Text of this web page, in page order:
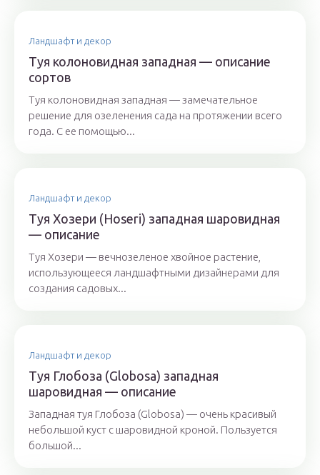
Ландшафт и декор
Туя колоновидная западная — описание
сортов
Туя колоновидная западная — замечательное
решение для озеленения сада на протяжении всего
года. С ее помощью...
Ландшафт и декор
Туя Хозери (Hoseri) западная шаровидная
— описание
Туя Хозери — вечнозеленое хвойное растение,
использующееся ландшафтными дизайнерами для
создания садовых...
Ландшафт и декор
Туя Глобоза (Globosa) западная
шаровидная — описание
Западная туя Глобоза (Globosa) — очень красивый
небольшой куст с шаровидной кроной. Пользуется
большой...